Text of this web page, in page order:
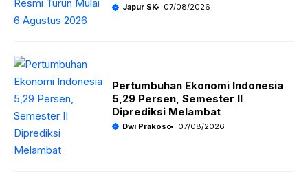
Japur SK 07/08/2026
Pertumbuhan Ekonomi Indonesia
5,29 Persen, Semester II
Diprediksi Melambat
Dwi Prakoso 07/08/2026